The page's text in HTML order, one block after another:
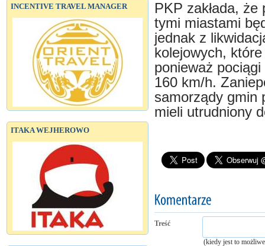
INCENTIVE TRAVEL MANAGER
ITAKA WEJHEROWO
PKP zakłada,
tymi miastami
jednak z
kolejowych,
ponieważ
160 km/h.
samorządy gmin
mieli utrudniony
Treść
(kiedy jest to